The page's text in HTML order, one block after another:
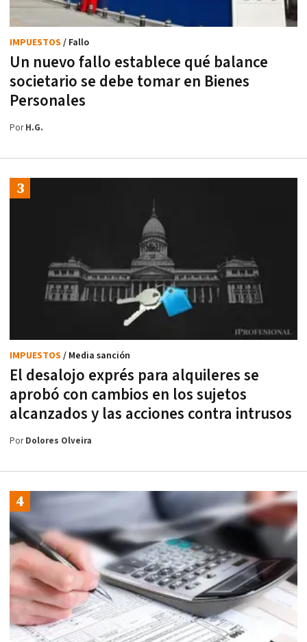
Un nuevo fallo establece qué balance
societario se debe tomar en Bienes
Personales
IMPUESTOS / Fallo
PorH.G.
El desalojo exprés para alquileres se
aprobó con cambios en los sujetos
alcanzados y las acciones contra intrusos
IMPUESTOS / Media sanción
PorDolores Olveira